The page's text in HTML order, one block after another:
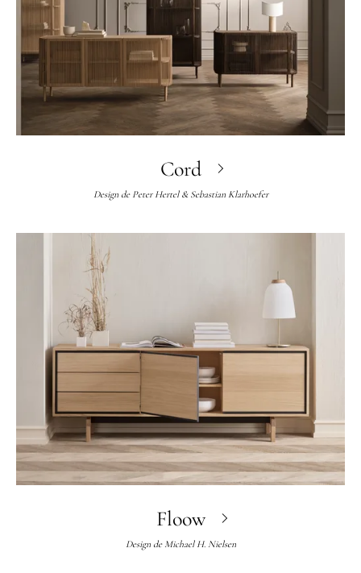
Cord
Design de Peter Hertel & Sebastian Klarhoefer
Floow
Design de Michael H. Nielsen